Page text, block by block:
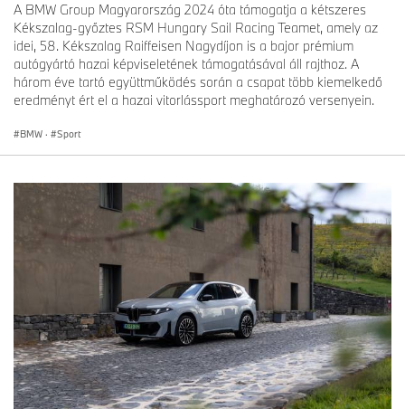
A BMW Group Magyarország 2024 óta támogatja a kétszeres
Kékszalag-győztes RSM Hungary Sail Racing Teamet, amely az
idei, 58. Kékszalag Raiffeisen Nagydíjon is a bajor prémium
autógyártó hazai képviseletének támogatásával áll rajthoz. A
három éve tartó együttműködés során a csapat több kiemelkedő
eredményt ért el a hazai vitorlássport meghatározó versenyein.
BMW · Sport